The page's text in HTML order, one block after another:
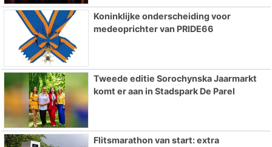
Koninklijke onderscheiding voor
medeoprichter van PRIDE66
Tweede editie Sorochynska Jaarmarkt
komt er aan in Stadspark De Parel
Flitsmarathon van start: extra